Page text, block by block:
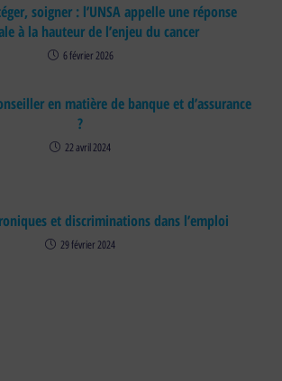
soigner : l’UNSA appelle une réponse
à la hauteur de l’enjeu du cancer
6 février 2026
en matière de banque et d’assurance
?
22 avril 2024
et discriminations dans l’emploi
29 février 2024